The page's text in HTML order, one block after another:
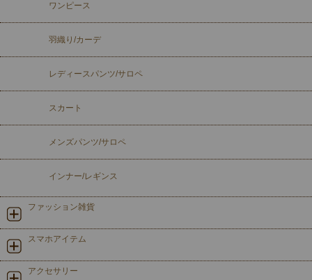
ワンピース
羽織り/カーデ
レディースパンツ/サロペ
スカート
メンズパンツ/サロペ
インナー/レギンス
ファッション雑貨
スマホアイテム
アクセサリー